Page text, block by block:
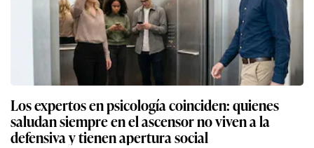
Los expertos en psicología coinciden: quienes
saludan siempre en el ascensor no viven a la
defensiva y tienen apertura social